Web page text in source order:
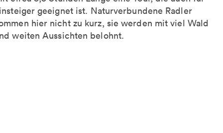
geeignet ist. Naturverbundene Radler
hier nicht zu kurz, sie werden mit viel Wald
weiten Aussichten belohnt.